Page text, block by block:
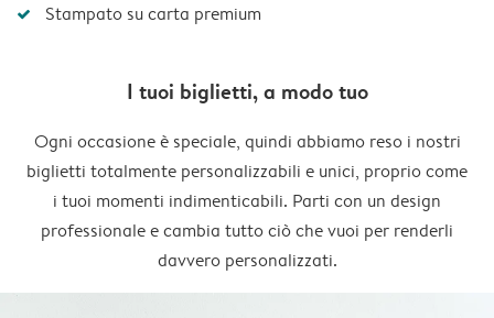
Stampato su carta premium
I tuoi biglietti, a modo tuo
Ogni occasione è speciale, quindi abbiamo reso i nostri
biglietti totalmente personalizzabili e unici, proprio come
i tuoi momenti indimenticabili. Parti con un design
professionale e cambia tutto ciò che vuoi per renderli
davvero personalizzati.